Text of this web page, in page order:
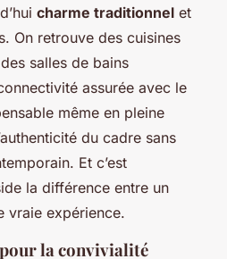
charme traditionnel et
On retrouve des cuisines
salles de bains
assurée avec le
même en pleine
du cadre sans
Et c’est
la différence entre un
vraie expérience.
pour la convivialité